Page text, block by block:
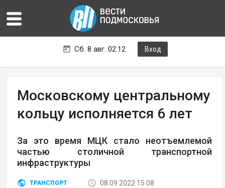
Сб. 8 авг. 02:12 Вход
Московскому центральному
кольцу исполняется 6 лет
За это время МЦК стало неотъемлемой
частью столичной транспортной
инфраструктуры
ТРАНСПОРТ
08.09.2022 15:08